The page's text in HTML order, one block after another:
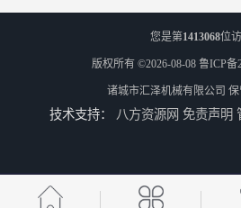
您是第1413068位
版权所有 ©2026-08-08 鲁ICP备
诸城市汇泽机械有限公司 保
技术支持： 八方资源网 免责声明